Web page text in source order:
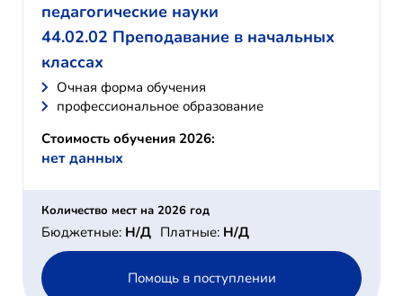
педагогические науки
44.02.02 Преподавание в начальных
классах
Очная форма обучения
профессиональное образование
Стоимость обучения 2026:
нет данных
Количество мест на 2026 год
Бюджетные: Н/Д Платные: Н/Д
Помощь в поступлении